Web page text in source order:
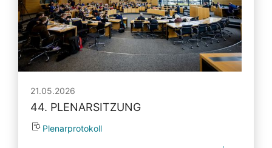
21.05.2026
44. PLENARSITZUNG
Plenarprotokoll